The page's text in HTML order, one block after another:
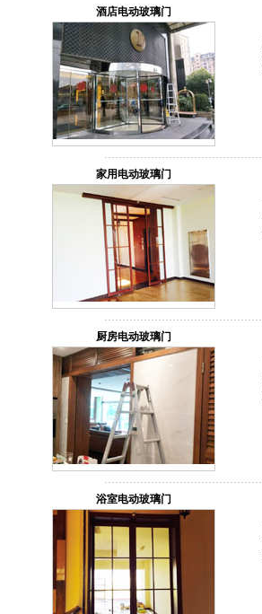
酒店电动玻璃门
家用电动玻璃门
厨房电动玻璃门
浴室电动玻璃门